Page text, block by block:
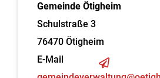
Gemeinde Ötigheim
Schulstraße 3
76470 Ötigheim
E-Mail